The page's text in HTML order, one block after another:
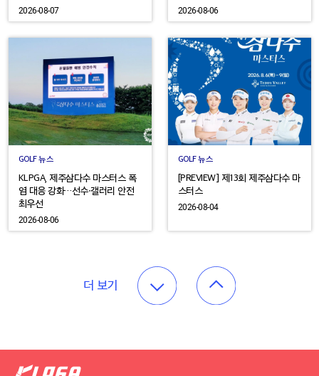
2026-08-07 2026-08-06
GOLF 뉴스
KLPGA, 제주삼다수 마스터스 폭
염 대응 강화…선수·갤러리 안전
최우선
2026-08-06
GOLF 뉴스
[PREVIEW] 제13회 제주삼다수 마
스터스
2026-08-04
더 보기